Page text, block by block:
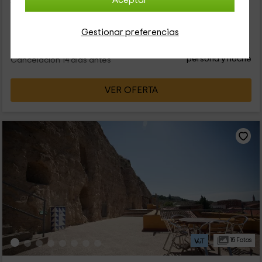
Gestionar preferencias
forma independiente o bien, juntas. Están rodeadas por
amplios...
Cancelación 14 días antes persona y noche
VER OFERTA
15 Fotos